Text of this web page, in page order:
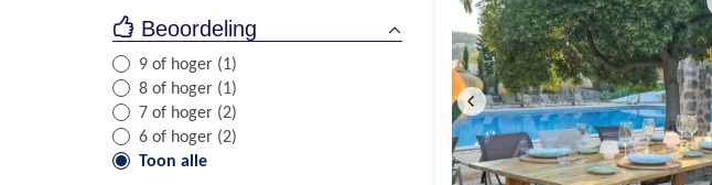
Beoordeling
9 of hoger (1)
8 of hoger (1)
7 of hoger (2)
6 of hoger (2)
Toon alle